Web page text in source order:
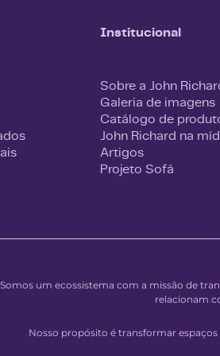
Institucional
Sobre a John
Galeria de imagens
Catálogo de
John Richard na
Artigos
Projeto Sofá
Somos um ecossistema com a missão de
relacionam
Nosso propósito é transformar